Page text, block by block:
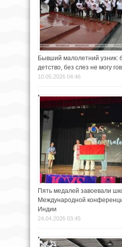
Бывший малолетний узник:
детство, без слез не могу
10.05.2026 04:46
Пять медалей завоевали
Международной
Индии
24.04.2026 03:45